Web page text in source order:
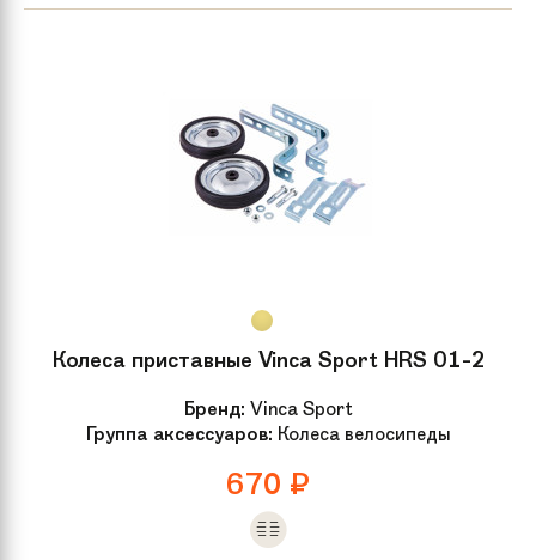
Колеса приставные Vinca Sport HRS 01-2
Бренд: Vinca Sport
Группа аксессуаров: Колеса велосипеды
670 ₽